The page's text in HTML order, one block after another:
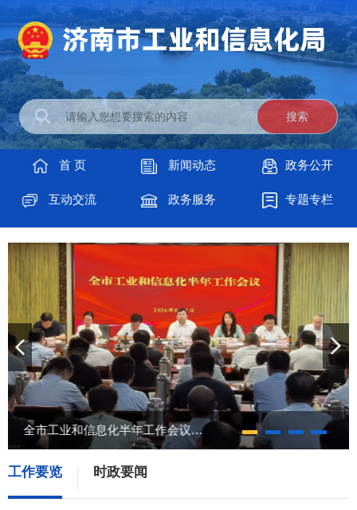
首 页 新闻动态 政务公开
互动交流 政务服务 专题专栏
全市工业和信息化半年工作会议召开
工作要览 时政要闻